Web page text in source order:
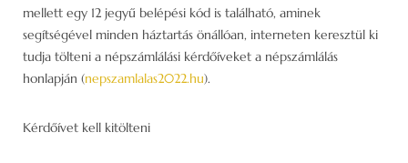
mellett egy 12 jegyű belépési kód is található, aminek
segítségével minden háztartás önállóan, interneten keresztül ki
tudja tölteni a népszámlálási kérdőíveket a népszámlálás
honlapján (nepszamlalas2022.hu).
Kérdőívet kell kitölteni